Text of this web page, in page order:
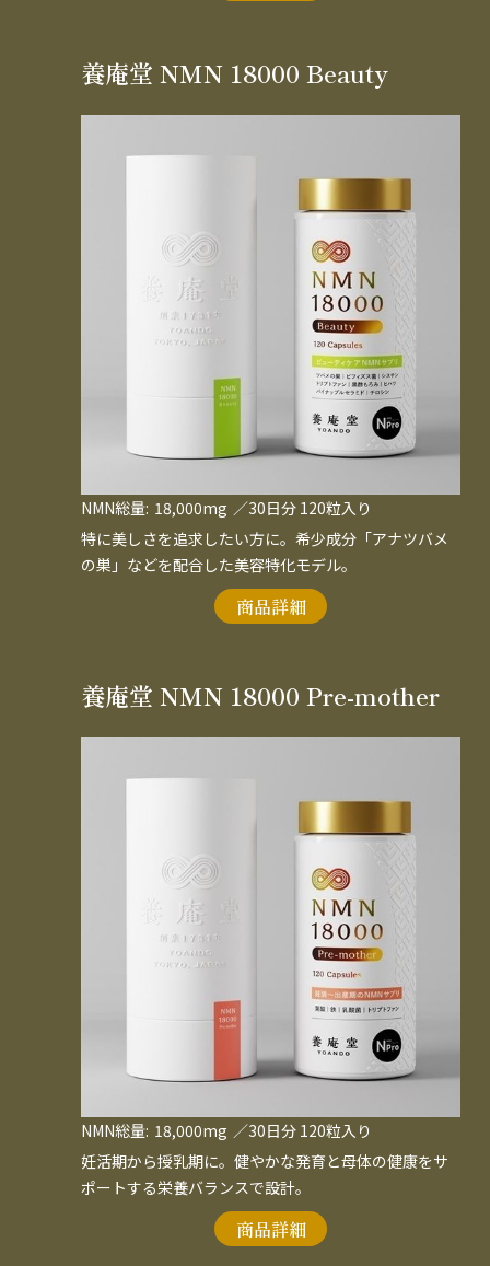
養庵堂 NMN 18000 Beauty
商品詳細
NMN総量: 18,000mg ／30日分 120粒入り
特に美しさを追求したい方に。希少成分「アナツバメ
の巣」などを配合した美容特化モデル。
養庵堂 NMN 18000 Pre-mother
商品詳細
NMN総量: 18,000mg ／30日分 120粒入り
妊活期から授乳期に。健やかな発育と母体の健康をサ
ポートする栄養バランスで設計。